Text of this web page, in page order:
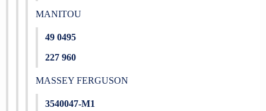
MANITOU
49 0495
227 960
MASSEY FERGUSON
3540047-M1